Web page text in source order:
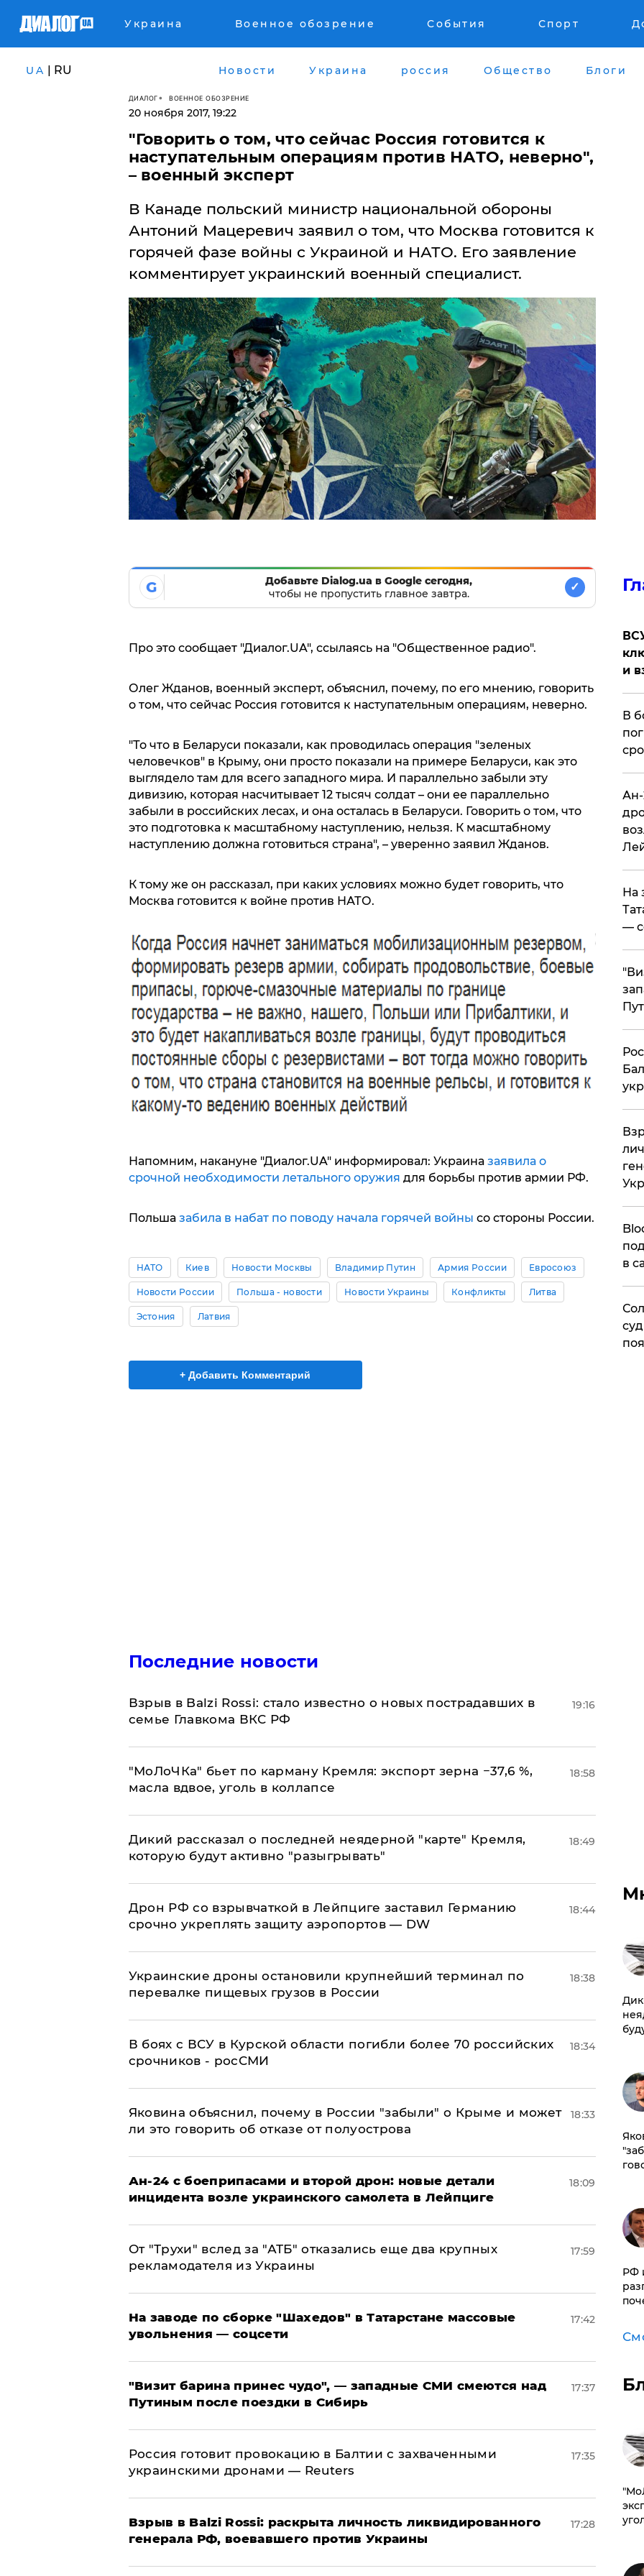
Украина Военное обозрение События Спорт
UA | RU Новости Украина россия Общество Блоги
ДИАЛОГ ВОЕННОЕ ОБОЗРЕНИЕ
20 ноября 2017, 19:22
"Говорить о том, что сейчас Россия готовится к
наступательным операциям против НАТО, неверно",
– военный эксперт
В Канаде польский министр национальной обороны
Антоний Мацеревич заявил о том, что Москва готовится к
горячей фазе войны с Украиной и НАТО. Его заявление
комментирует украинский военный специалист.
G
Добавьте Dialog.ua в Google сегодня,
чтобы не пропустить главное завтра.
✓
Про это сообщает "Диалог.UA", ссылаясь на "Общественное радио".
Олег Жданов, военный эксперт, объяснил, почему, по его мнению, говорить
о том, что сейчас Россия готовится к наступательным операциям, неверно.
"То что в Беларуси показали, как проводилась операция "зеленых
человечков" в Крыму, они просто показали на примере Беларуси, как это
выглядело там для всего западного мира. И параллельно забыли эту
дивизию, которая насчитывает 12 тысяч солдат – они ее параллельно
забыли в российских лесах, и она осталась в Беларуси. Говорить о том, что
это подготовка к масштабному наступлению, нельзя. К масштабному
наступлению должна готовиться страна", – уверенно заявил Жданов.
К тому же он рассказал, при каких условиях можно будет говорить, что
Москва готовится к войне против НАТО.
Напомним, накануне "Диалог.UA" информировал: Украина заявила о
срочной необходимости летального оружия для борьбы против армии РФ.
Польша забила в набат по поводу начала горячей войны со стороны России.
НАТО Киев Новости Москвы Владимир Путин Армия России Евросоюз
Новости России Польша - новости Новости Украины Конфликты Литва
Эстония Латвия
+ Добавить Комментарий
Последние новости
Взрыв в Balzi Rossi: стало известно о новых пострадавших в
семье Главкома ВКС РФ
19:16
​"МоЛоЧКа" бьет по карману Кремля: экспорт зерна −37,6 %,
масла вдвое, уголь в коллапсе
18:58
Дикий рассказал о последней неядерной "карте" Кремля,
которую будут активно "разыгрывать"
18:49
​Дрон РФ со взрывчаткой в Лейпциге заставил Германию
срочно укреплять защиту аэропортов — DW
18:44
Украинские дроны остановили крупнейший терминал по
перевалке пищевых грузов в России
18:38
В боях с ВСУ в Курской области погибли более 70 российских
срочников - росСМИ
18:34
Яковина объяснил, почему в России "забыли" о Крыме и может
ли это говорить об отказе от полуострова
18:33
Ан-24 с боеприпасами и второй дрон: новые детали
инцидента возле украинского самолета в Лейпциге
18:09
От "Трухи" вслед за "АТБ" отказались еще два крупных
рекламодателя из Украины
17:59
На заводе по сборке "Шахедов" в Татарстане массовые
увольнения — соцсети
17:42
"Визит барина принес чудо", — западные СМИ смеются над
Путиным после поездки в Сибирь
17:37
​Россия готовит провокацию в Балтии с захваченными
украинскими дронами — Reuters
17:35
​Взрыв в Balzi Rossi: раскрыта личность ликвидированного
генерала РФ, воевавшего против Украины
17:28
и
В
Ан-
На
—
в
РФ